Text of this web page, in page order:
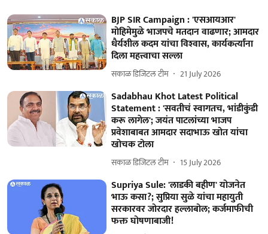
BJP SIR Campaign : 'एसआयआर'
मोहिमेमुळे भाजपचे मतदान वाढणार; आमदार
धैर्यशील कदम यांचा विश्‍‍वास, कार्यकर्त्यांना
दिला महत्त्वाचा सल्ला
सकाळ डिजिटल टीम 21 July 2026
Sadabhau Khot Latest Political
Statement : 'सवतीचं स्वागतच, भांडीकुंडी
करू लागेल'; जयंत पाटलांच्या भाजप
प्रवेशाबाबत आमदार सदाभाऊ खोत यांचा
खोचक टोला
सकाळ डिजिटल टीम 15 July 2026
Supriya Sule: 'लाडकी बहीण' योजनेत
भाऊ कसा?; सुप्रिया सुळे यांचा महायुती
सरकारवर जोरदार हल्लाबोल; कर्जमाफीची
फक्त घोषणाबाजी!